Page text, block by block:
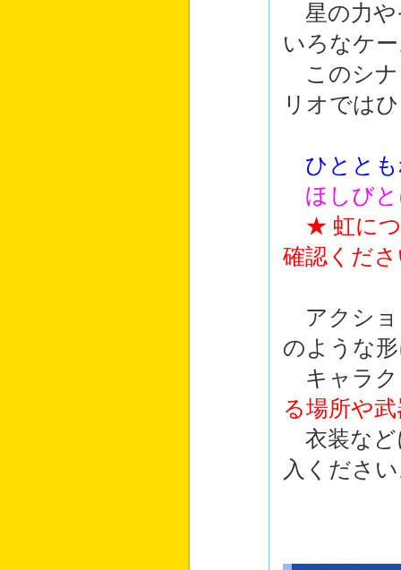
星の力や
いろなケ
このシナ
リオでは
ひとと
ほしびと
★ 虹に
確認くだ
アクショ
のような
キャラク
る場所や
衣装など
入くださ